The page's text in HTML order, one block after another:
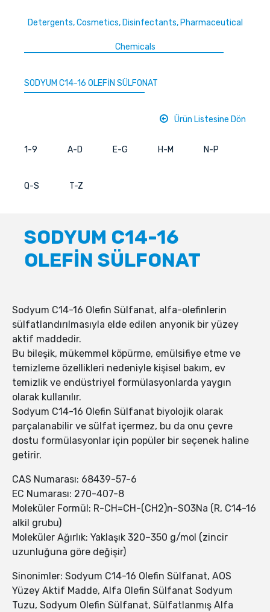
Detergents, Cosmetics, Disinfectants, Pharmaceutical
Chemicals
SODYUM C14-16 OLEFİN SÜLFONAT
Ürün Listesine Dön
1-9 A-D E-G H-M N-P
Q-S T-Z
SODYUM C14-16
OLEFİN SÜLFONAT
Sodyum C14-16 Olefin Sülfanat, alfa-olefinlerin
sülfatlandırılmasıyla elde edilen anyonik bir yüzey
aktif maddedir.
Bu bileşik, mükemmel köpürme, emülsifiye etme ve
temizleme özellikleri nedeniyle kişisel bakım, ev
temizlik ve endüstriyel formülasyonlarda yaygın
olarak kullanılır.
Sodyum C14-16 Olefin Sülfanat biyolojik olarak
parçalanabilir ve sülfat içermez, bu da onu çevre
dostu formülasyonlar için popüler bir seçenek haline
getirir.
CAS Numarası: 68439-57-6
EC Numarası: 270-407-8
Moleküler Formül: R-CH=CH-(CH2)n-SO3Na (R, C14-16
alkil grubu)
Moleküler Ağırlık: Yaklaşık 320–350 g/mol (zincir
uzunluğuna göre değişir)
Sinonimler: Sodyum C14-16 Olefin Sülfanat, AOS
Yüzey Aktif Madde, Alfa Olefin Sülfanat Sodyum
Tuzu, Sodyum Olefin Sülfanat, Sülfatlanmış Alfa